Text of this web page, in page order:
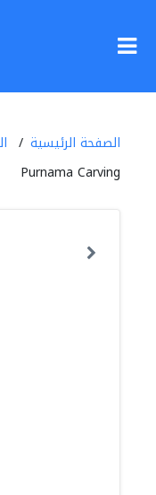
الصفحة الرئيسية
Purnama Carving